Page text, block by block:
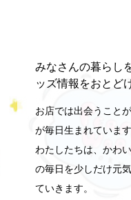
みなさんの暮らし
ッズ情報をおとど
お店では出会うこと
が毎日生まれています
わたしたちは、かわ
の毎日を少しだけ元
ていきます。